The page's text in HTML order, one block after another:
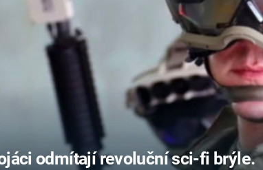
KRÁLOVSKÁ
UTAJENÉ PŘÍBĚHY
ČESKÝCH DĚJIN
ALTERNATIVNÍ
HISTORIE
odmítají revoluční sci-fi brýle.